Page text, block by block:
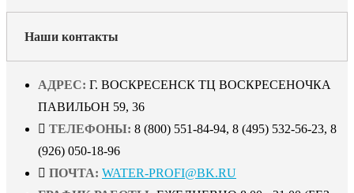
Наши контакты
АДРЕС: Г. ВОСКРЕСЕНСК ТЦ ВОСКРЕСЕНОЧКА
ПАВИЛЬОН 59, 36
ТЕЛЕФОНЫ: 8 (800) 551-84-94, 8 (495) 532-56-23, 8
(926) 050-18-96
ПОЧТА: WATER-PROFI@BK.RU